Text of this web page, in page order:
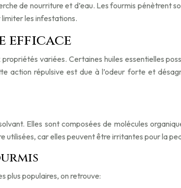
de nourriture et d’eau. Les fourmis pénètrent
limiter les infestations.
efficace
variées. Certaines huiles essentielles
action répulsive est due à l’odeur forte et
Elles sont composées de molécules
utilisées, car elles peuvent être irritantes pour la
plus populaires, on retrouve: